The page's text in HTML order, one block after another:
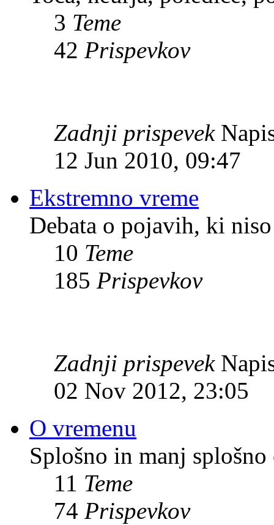
3 Teme
42 Prispevkov
Zadnji prispevek
12 Jun 2010, 09:47
Ekstremno vreme
Debata o pojavih, ki
10 Teme
185 Prispevkov
Zadnji prispevek
02 Nov 2012, 23:05
O vremenu
Splošno in manj splošno
11 Teme
74 Prispevkov